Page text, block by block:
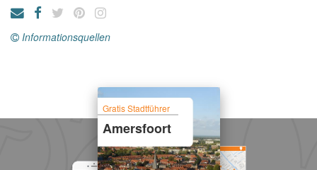
Informationsquellen
Gratis Stadtführer
Amersfoort